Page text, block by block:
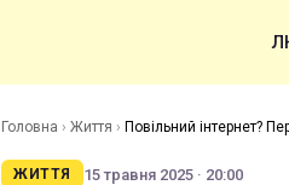
Головна › Життя › Повільний інтернет?
ЖИТТЯ 15 травня 2025 · 20:00